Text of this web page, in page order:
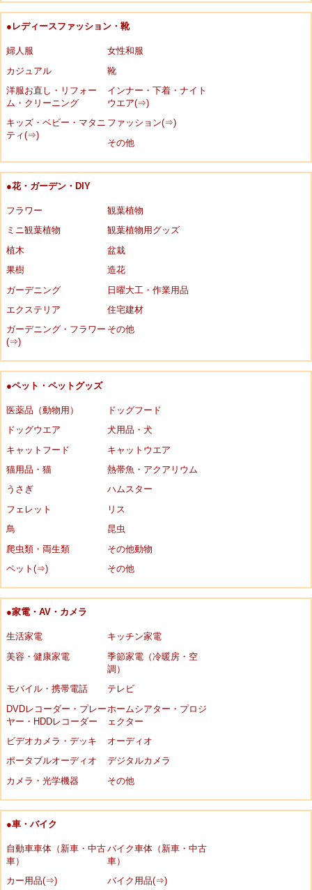
●レディースファッション・靴
婦人服
女性和服
カジュアル
靴
洋服お直し・リフォー
ム・クリーニング
インナー・下着・ナイト
ウエア(⇒)
キッズ・ベビー・マタニ
ティ(⇒)
ファッション(⇒)
その他
●花・ガーデン・DIY
フラワー
観葉植物
ミニ観葉植物
観葉植物用グッズ
植木
盆栽
果樹
造花
ガーデニング
日曜大工・作業用品
エクステリア
住宅建材
ガーデニング・フラワー
(⇒)
その他
●ペット・ペットグッズ
医薬品（動物用）
ドッグフード
ドッグウエア
犬用品・犬
キャットフード
キャットウエア
猫用品・猫
熱帯魚・アクアリウム
うさぎ
ハムスター
フェレット
リス
鳥
昆虫
爬虫類・両生類
その他動物
ペット(⇒)
その他
●家電・AV・カメラ
生活家電
キッチン家電
美容・健康家電
季節家電（冷暖房・空
調）
モバイル・携帯電話
テレビ
DVDレコーダー・プレー
ヤー・HDDレコーダー
ホームシアター・プロジ
ェクター
ビデオカメラ・デッキ
オーディオ
ポータブルオーディオ
デジタルカメラ
カメラ・光学機器
その他
●車・バイク
自動車車体（新車・中古
車）
バイク車体（新車・中古
車）
カー用品(⇒)
バイク用品(⇒)